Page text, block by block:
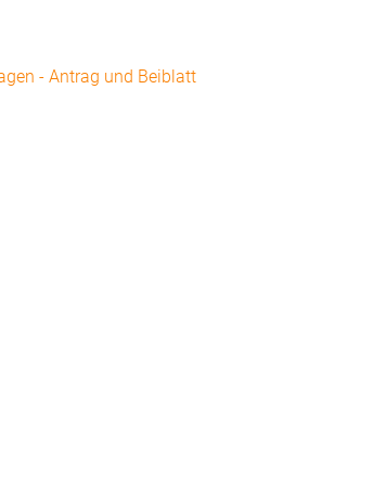
- Antrag und Beiblatt